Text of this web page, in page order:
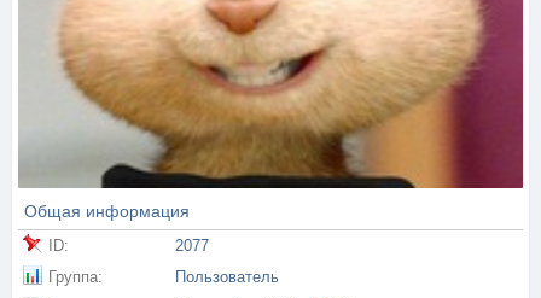
Общая информация
ID:
2077
Группа:
Пользователь